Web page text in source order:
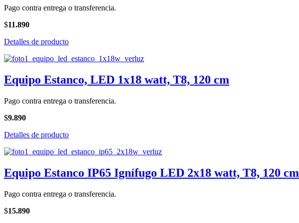
Pago contra entrega o transferencia.
$11.890
Detalles de producto
Equipo Estanco, LED 1x18 watt, T8, 120 cm
Pago contra entrega o transferencia.
$9.890
Detalles de producto
Equipo Estanco IP65 Ignífugo LED 2x18 watt, T8, 120 cm
Pago contra entrega o transferencia.
$15.890